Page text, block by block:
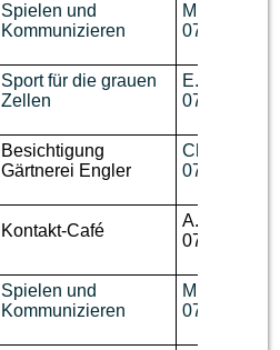
Spielen und
Kommunizieren
M. Disch,
07644 / 92
Sport für die grauen
Zellen
E.
07643 /
Besichtigung
Gärtnerei Engler
Ch. Benzin,
07644 /
Kontakt-Café
A.
07643 / 93
Spielen und
Kommunizieren
M. Disch,
07644 / 92